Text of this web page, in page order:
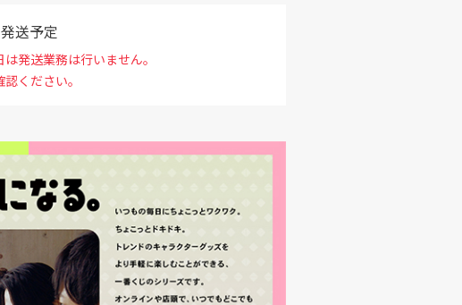
送予定
発送業務は行いません。
ください。